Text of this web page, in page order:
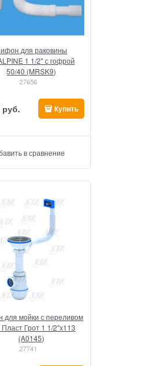
для раковины
1 1/2" с гофрой
50/40 (MRSK9)
27656
руб. Купить
в сравнение
для мойки с переливом
Грот 1 1/2"x113
(A0145)
27741